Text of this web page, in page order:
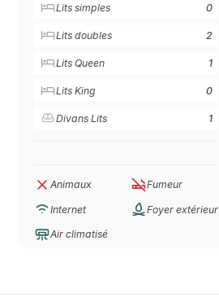
Lits simples 0
Lits doubles 2
Lits Queen 1
Lits King 0
Divans Lits 1
Animaux Fumeur
Internet Foyer extérieur
Air climatisé